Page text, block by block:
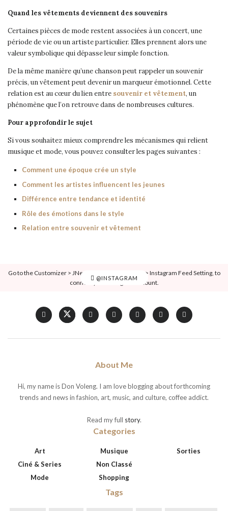
Quand les vêtements deviennent des souvenirs
Certaines pièces de mode restent associées à un concert, une
période de vie ou un artiste particulier. Elles prennent alors une
valeur symbolique qui dépasse leur simple fonction.
De la même manière qu’une chanson peut rappeler un souvenir
précis, un vêtement peut devenir un marqueur émotionnel. Cette
relation est au cœur du lien entre souvenir et vêtement, un
phénomène que l’on retrouve dans de nombreuses cultures.
Pour approfondir le sujet
Si vous souhaitez mieux comprendre les mécanismes qui relient
musique et mode, vous pouvez consulter les pages suivantes :
Comment une époque crée un style
Comment les artistes influencent les jeunes
Différence entre tendance et identité
Rôle des émotions dans le style
Relation entre souvenir et vêtement
@INSTAGRAM
Go to the Customizer > JNews : Social, Like & View > Instagram Feed Setting, to
connect your Instagram account.
About Me
Hi, my name is Don Voleng. I am love blogging about forthcoming
trends and news in fashion, art, music, and culture, coffee addict.
Read my full story.
Categories
Art
Ciné & Series
Mode
Musique
Non Classé
Shopping
Sorties
Tags